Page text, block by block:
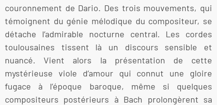
couronnement de Dario. Des trois mouvements, qui
témoignent du génie mélodique du compositeur, se
détache l’admirable nocturne central. Les cordes
toulousaines tissent là un discours sensible et
nuancé. Vient alors la présentation de cette
mystérieuse viole d’amour qui connut une gloire
fugace à l’époque baroque, même si quelques
compositeurs postérieurs à Bach prolongèrent sa